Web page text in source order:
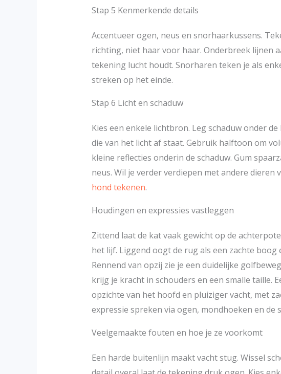
Stap 5 Kenmerkende details
Accentueer ogen, neus en snorhaarkussens.
richting, niet haar voor haar. Onderbreek lijnen
tekening lucht houdt. Snorharen teken je als
streken op het einde.
Stap 6 Licht en schaduw
Kies een enkele lichtbron. Leg schaduw onder
die van het licht af staat. Gebruik halftoon om
kleine reflecties onderin de schaduw. Gum
neus. Wil je verder verdiepen met andere dieren
hond tekenen.
Houdingen en expressies vastleggen
Zittend laat de kat vaak gewicht op de
het lijf. Liggend oogt de rug als een zachte
Rennend van opzij zie je een duidelijke
krijg je kracht in schouders en een smalle taille.
opzichte van het hoofd en pluiziger vacht, met
expressie spreken via ogen, mondhoeken en de
Veelgemaakte fouten en hoe je ze voorkomt
Een harde buitenlijn maakt vacht stug. Wissel